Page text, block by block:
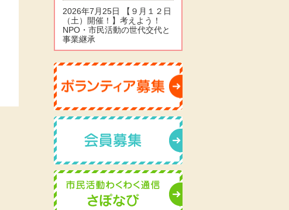
2026年7月25日 【９月１２日
（土）開催！】考えよう！
NPO・市民活動の世代交代と
事業継承